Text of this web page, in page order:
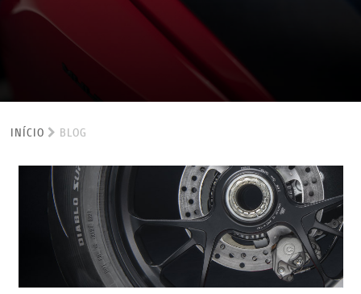
INÍCIO BLOG